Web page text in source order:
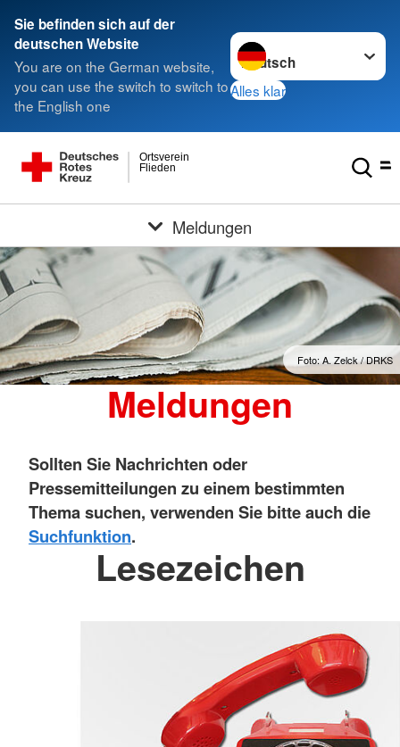
Sie befinden sich auf der
deutschen Website
You are on the German website,
you can use the switch to switch to
the English one
Sprache wechseln zu
Alles klar
Flieden
Ortsverein
Meldungen
Foto: A. Zelck / DRKS
Meldungen
Sollten Sie Nachrichten oder
Pressemitteilungen zu einem bestimmten
Thema suchen, verwenden Sie bitte auch die
Suchfunktion.
Lesezeichen